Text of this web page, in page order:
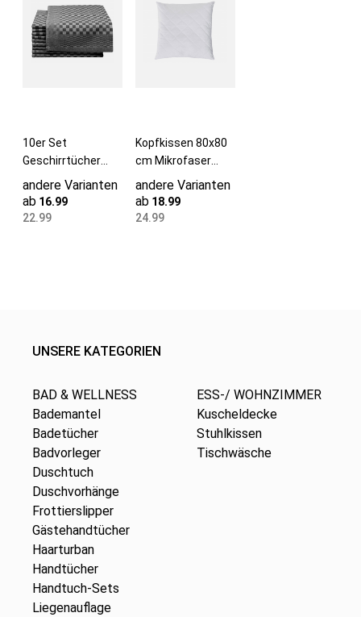
10er Set
Geschirrtücher
Baumwolle 46x70
cm schwarz
andere Varianten
ab 16.99
22.99
Kopfkissen 80x80
cm Mikrofaser
Füllung 840 g
andere Varianten
ab 18.99
24.99
UNSERE KATEGORIEN
BAD & WELLNESS
Bademantel
Badetücher
Badvorleger
Duschtuch
Duschvorhänge
Frottierslipper
Gästehandtücher
Haarturban
Handtücher
Handtuch-Sets
Liegenauflage
ESS-/ WOHNZIMMER
Kuscheldecke
Stuhlkissen
Tischwäsche